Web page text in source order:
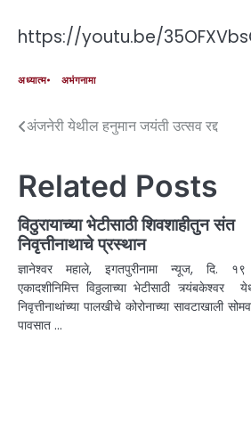
https://youtu.be/
अध्यात्म अभंगनामा
अंजनेरी येथील हनुमान जयंती उत्सव रद्द
Related Posts
विठुरायाच्या भेटीसाठी शिवशाहीतुन संत
निवृत्तीनाथाचे प्रस्थान
ज्ञानेश्वर महाले, इगतपुरीनामा न्यूज, दि.
एकादशीनिमित्त विठ्ठलाच्या भेटीसाठी त्र्यंबकेश्वर
निवृत्तीनाथांच्या पालखीचे कोरोनाच्या सावटाखाली
पावसात …